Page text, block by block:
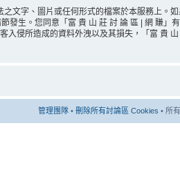
文字、圖片或任何形式的檔案於本服務上。如
發生。您同意「富 貴 山 莊 討 論 區 | 網 賺」
侵所造成的資料外洩以及其損失，「富 貴 山
管理團隊 • 刪除所有討論區 Cookies • 所